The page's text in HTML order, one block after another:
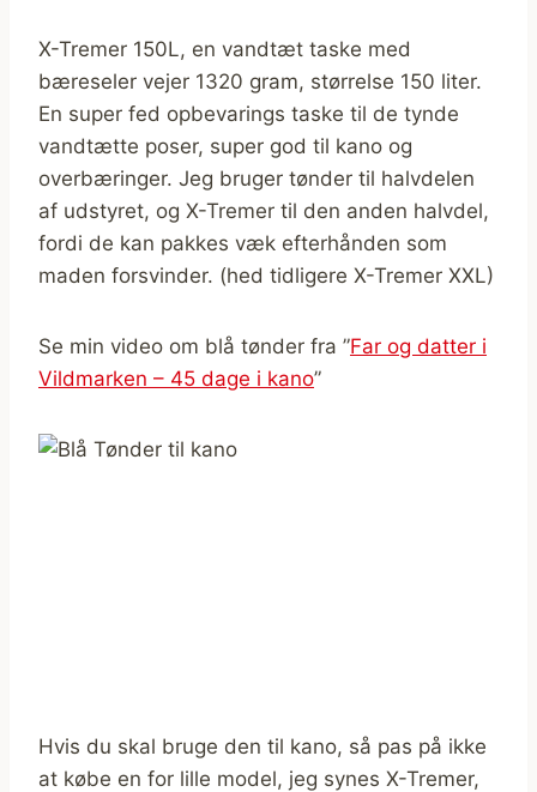
X-Tremer 150L, en vandtæt taske med
bæreseler vejer 1320 gram, størrelse 150 liter.
En super fed opbevarings taske til de tynde
vandtætte poser, super god til kano og
overbæringer. Jeg bruger tønder til halvdelen
af udstyret, og X-Tremer til den anden halvdel,
fordi de kan pakkes væk efterhånden som
maden forsvinder. (hed tidligere X-Tremer XXL)
Se min video om blå tønder fra ”Far og datter i
Vildmarken – 45 dage i kano”
Hvis du skal bruge den til kano, så pas på ikke
at købe en for lille model, jeg synes X-Tremer,